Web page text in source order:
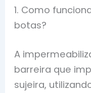
1. Como
botas?
A
barreira que
sujeira,